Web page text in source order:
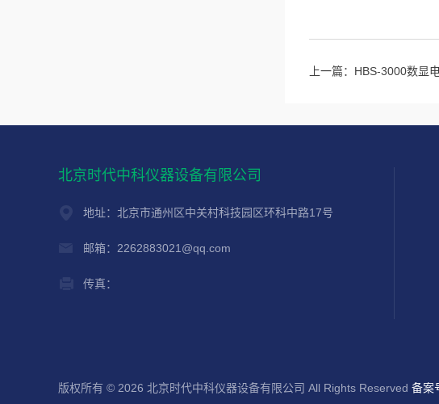
上一篇： HBS-3000数显
北京时代中科仪器设备有限公司
地址：北京市通州区中关村科技园区环科中路17号
邮箱：2262883021@qq.com
传真：
版权所有 © 2026 北京时代中科仪器设备有限公司 All Rights Reserved 备案